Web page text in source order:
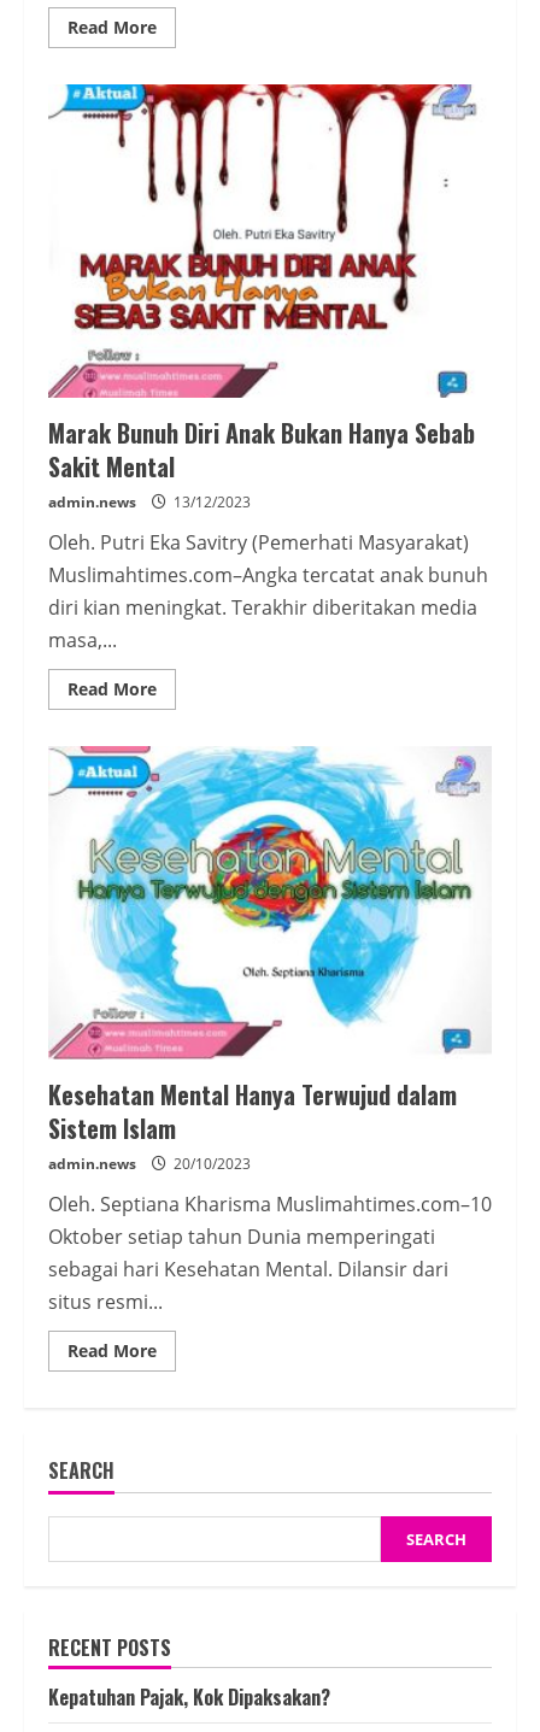
Read MoreRead
more
Mental
Remaja
Masa
Kini
Marak Bunuh Diri Anak Bukan Hanya Sebab
Sakit Mental
admin.news 13/12/2023
Oleh. Putri Eka Savitry (Pemerhati Masyarakat)
Muslimahtimes.com–Angka tercatat anak bunuh
diri kian meningkat. Terakhir diberitakan media
masa,...
Read MoreRead
more
Bunuh
Diri
Anak
Bukan
Hanya
Sebab
Sakit
Mental
Kesehatan Mental Hanya Terwujud dalam
Sistem Islam
admin.news 20/10/2023
Oleh. Septiana Kharisma Muslimahtimes.com–10
Oktober setiap tahun Dunia memperingati
sebagai hari Kesehatan Mental. Dilansir dari
situs resmi...
Read MoreRead
more
Islam
SEARCH
SEARCH
RECENT POSTS
Kepatuhan Pajak, Kok Dipaksakan?